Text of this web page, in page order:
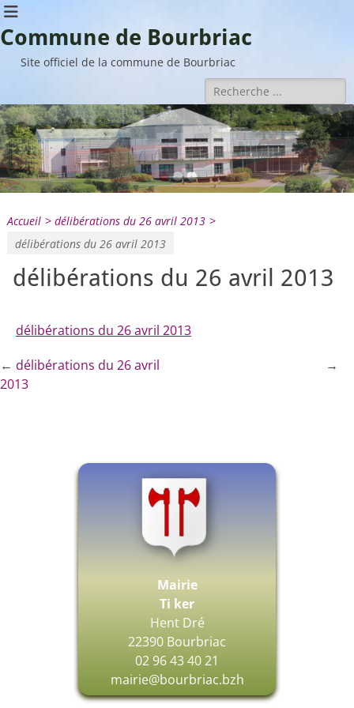
Commune de Bourbriac
Site officiel de la commune de Bourbriac
Rechercher :
•••
Accueil > délibérations du 26 avril 2013 >
délibérations du 26 avril 2013
délibérations du 26 avril 2013
délibérations du 26 avril 2013
← délibérations du 26 avril
2013
→
Mairie
Ti ker
Hent Dré
22390 Bourbriac
02 96 43 40 21
mairie@bourbriac.bzh